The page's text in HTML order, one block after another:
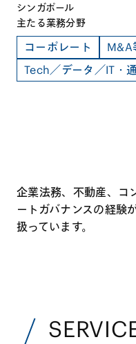
シンガポール
主たる業務分野
コーポレート M&A
Tech／データ／IT・
企業法務、不動産、コ
ートガバナンスの経験
扱っています。